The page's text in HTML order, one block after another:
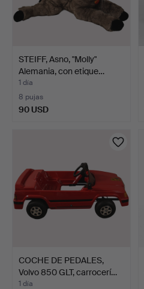
STEIFF, Asno, "Molly"
Alemania, con etique…
1 día
8 pujas
90 USD
COCHE DE PEDALES,
Volvo 850 GLT, carrocerí…
1 día